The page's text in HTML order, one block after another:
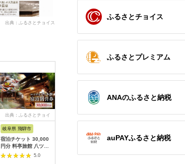
出典：ふるさとチョイス
出典：ふるさとチョイ
ス
岐阜県 飛騨市
宿泊チケット 30,000
円分 料亭旅館 八ツ三
館 宿泊体験 宿泊券 宿
泊割引券 割引チケッ
5.0
出典：ふるさとチョイ
ス
上天草市内の宿泊施設
5.0
出典：ふるさとチョイ
ス
山形県内温泉旅館 宿
5.0
ふるさとチョイス
ふるさとプレミアム
ANAのふるさと納税
auPAYふるさと納税